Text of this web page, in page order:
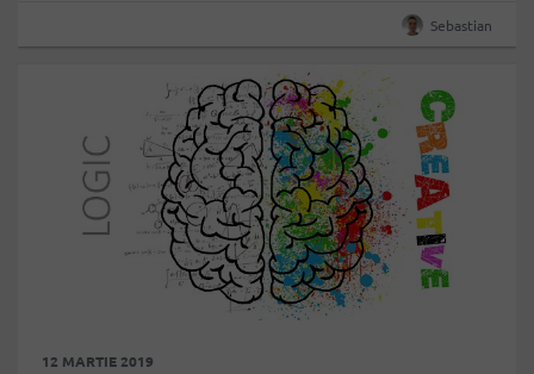
Sebastian
12 MARTIE 2019